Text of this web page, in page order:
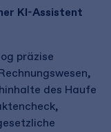
KI-Assistent
präzise
des Haufe